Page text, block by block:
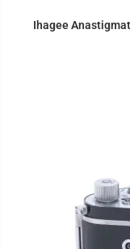
Ihagee